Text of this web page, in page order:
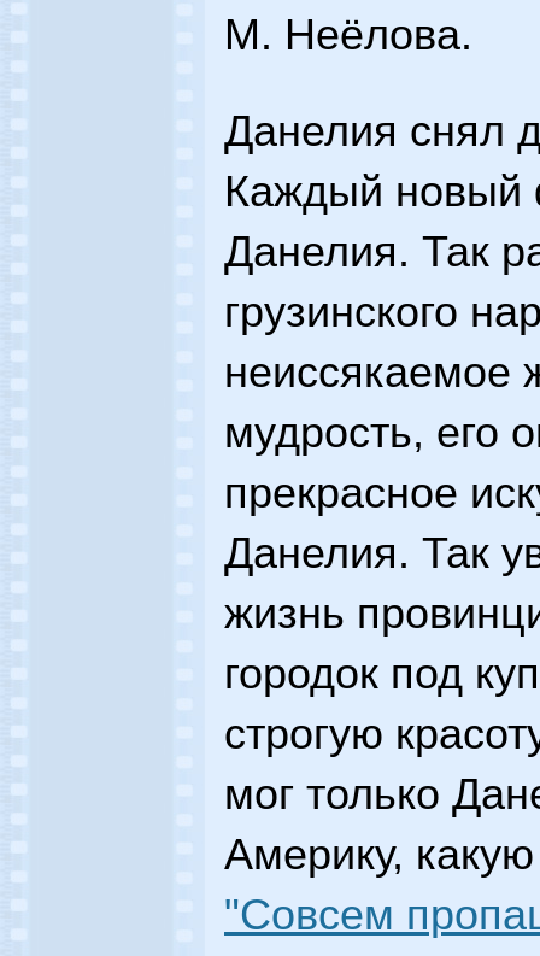
М. Неёлова.
Данелия снял
Каждый новый
Данелия. Так
грузинского
неиссякаемое
мудрость, его
прекрасное
Данелия. Так
жизнь
городок под
строгую
мог только
Америку,
"Совсем